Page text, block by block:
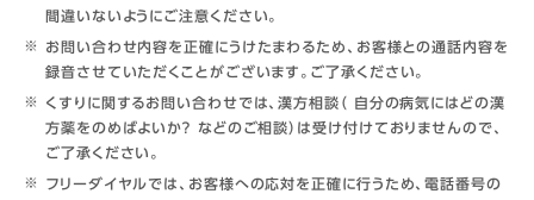
間違いないようにご注意ください。
お問い合わせ内容を正確にうけたまわるため、お客様との通話内容を
録音させていただくことがございます。ご了承ください。
くすりに関するお問い合わせでは、漢方相談（ 自分の病気にはどの漢
方薬をのめばよいか？ などのご相談）は受け付けておりませんので、
ご了承ください。
フリーダイヤルでは、お客様への応対を正確に行うため、電話番号の